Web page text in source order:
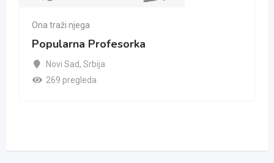
Ona traži njega
Popularna Profesorka
Novi Sad, Srbija
269 pregleda